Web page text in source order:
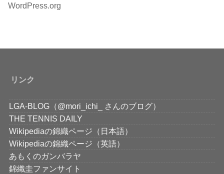
WordPress.org
リンク
LGA-BLOG（@mori_ichi_ さんのブログ）
THE TENNIS DAILY
Wikipediaの錦織ページ（日本語）
Wikipediaの錦織ページ（英語）
あもくのガンバラヤ
錦織圭ファンサイト